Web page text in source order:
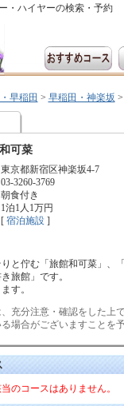
・ハイヤーの検索・予約
早稲田 > 早稲田・神楽坂
可菜
東京都新宿区神楽坂4-7
03-3260-3769
朝食付き
1泊1人1万円
[ 宿泊施設]
と佇む「旅館和可菜」、
旅館」です。
す。
充分注意・確認をした上
場合がございますことを
のコースはありません。